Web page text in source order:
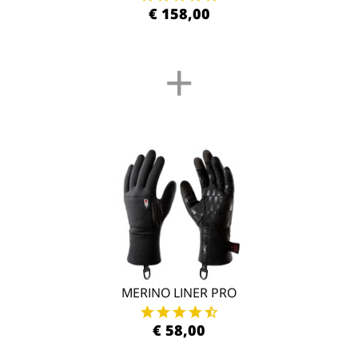
€ 158,00
+
MERINO LINER PRO
€ 58,00